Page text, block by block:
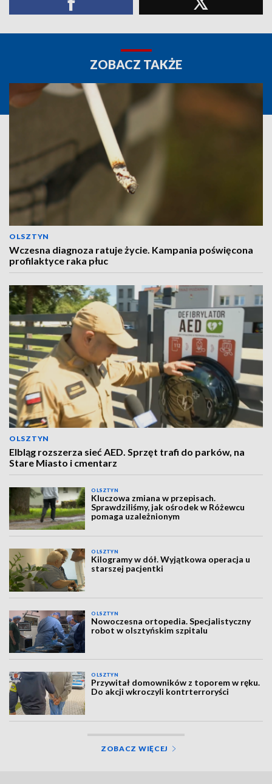
ZOBACZ TAKŻE
OLSZTYN
Wczesna diagnoza ratuje życie. Kampania poświęcona
profilaktyce raka płuc
OLSZTYN
Elbląg rozszerza sieć AED. Sprzęt trafi do parków, na
Stare Miasto i cmentarz
OLSZTYN
Kluczowa zmiana w przepisach.
Sprawdziliśmy, jak ośrodek w Różewcu
pomaga uzależnionym
OLSZTYN
Kilogramy w dół. Wyjątkowa operacja u
starszej pacjentki
OLSZTYN
Nowoczesna ortopedia. Specjalistyczny
robot w olsztyńskim szpitalu
OLSZTYN
Przywitał domowników z toporem w ręku.
Do akcji wkroczyli kontrterroryści
ZOBACZ WIĘCEJ